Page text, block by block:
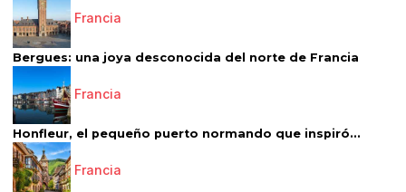
Francia
Bergues: una joya desconocida del norte de Francia
Francia
Honfleur, el pequeño puerto normando que inspiró...
Francia